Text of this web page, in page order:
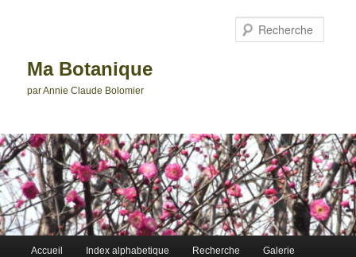
Ma Botanique
par Annie Claude Bolomier
Accueil Index alphabetique Recherche Galerie